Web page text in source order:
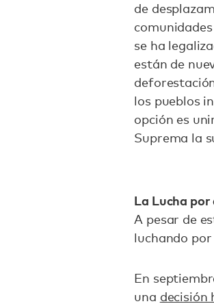
de
se ha
están de
los pueblos
opción es
Suprema la
La Lucha
A pesar de
luchando
En
una decisión